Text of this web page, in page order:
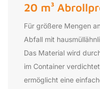
20 m³
Für größere Mengen
Abfall mit
Das Material wird
im Container
ermöglicht eine